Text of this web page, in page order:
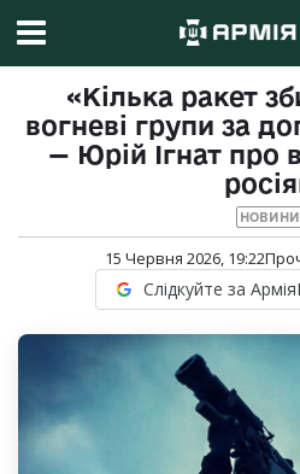
«Кілька ракет
вогневі групи за
— Юрій Ігнат про
НОВИНИ
15 Червня 2026, 19:22
Слідкуйте за